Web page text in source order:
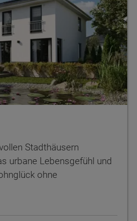
Stadthäusern
urbane Lebensgefühl und
ohne